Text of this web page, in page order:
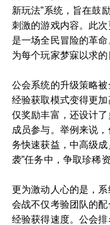
新玩法”系统，旨在鼓
刺激的游戏内容。此
是一场全民冒险的革
为每个玩家梦寐以求
公会系统的升级策略
经验获取模式变得更加
仅奖励丰富，还设计
成员参与。举例来说
务快速获益，中高级
袭”任务中，争取珍稀
更为激动人心的是，系
会战不仅考验团队的
经验获得速度。公会